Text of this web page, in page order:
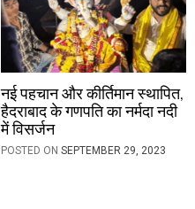
नई पहचान और कीर्तिमान स्थापित,
हैदराबाद के गणपति का नर्मदा नदी
में विसर्जन
POSTED ONSEPTEMBER 29, 2023